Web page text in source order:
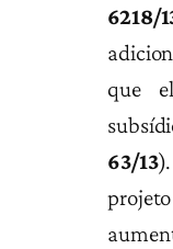
6218/
que
63/13
projeto